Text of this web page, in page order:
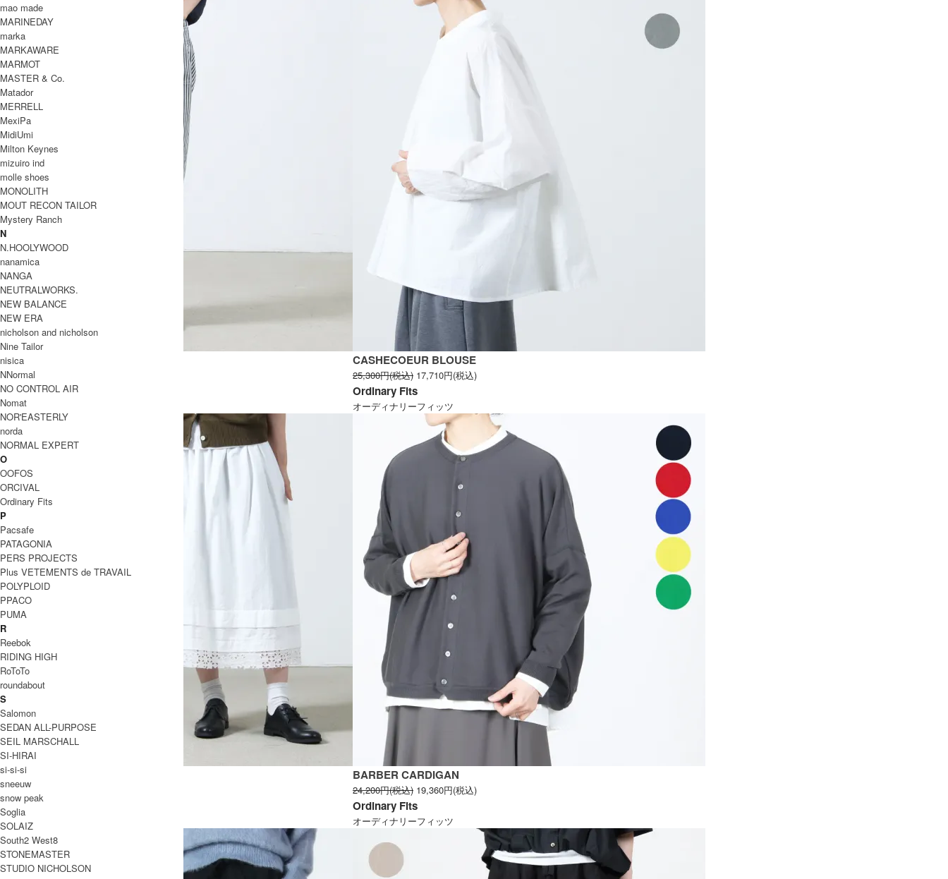
RANCH PANTS HICKORY
24,200円(税込)
CASHECOEUR BLOUSE
25,300円(税込) 17,710円(税込)
Ordinary Fits
オーディナリーフィッツ
SCALLOPED LACE EASY SKIRT
27,500円(税込)
Ordinary Fits
オーディナリーフィッツ
BARBER CARDIGAN
24,200円(税込) 19,360円(税込)
Ordinary Fits
オーディナリーフィッツ
Ordinary Fits
オーディナリーフィッツ
mao made
MARINEDAY
marka
MARKAWARE
MARMOT
MASTER & Co.
Matador
MERRELL
MexiPa
MidiUmi
Milton Keynes
mizuiro ind
molle shoes
MONOLITH
MOUT RECON TAILOR
Mystery Ranch
N
N.HOOLYWOOD
nanamica
NANGA
NEUTRALWORKS.
NEW BALANCE
NEW ERA
nicholson and nicholson
Nine Tailor
nisica
NNormal
NO CONTROL AIR
Nomat
NOR'EASTERLY
norda
NORMAL EXPERT
O
OOFOS
ORCIVAL
Ordinary Fits
P
Pacsafe
PATAGONIA
PERS PROJECTS
Plus VETEMENTS de TRAVAIL
POLYPLOID
PPACO
PUMA
R
Reebok
RIDING HIGH
RoToTo
roundabout
S
Salomon
SEDAN ALL-PURPOSE
SEIL MARSCHALL
SI-HIRAI
si-si-si
sneeuw
snow peak
Soglia
SOLAIZ
South2 West8
STONEMASTER
STUDIO NICHOLSON